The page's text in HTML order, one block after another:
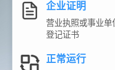
企业证明
营业执照或事业单
登记证书
正常运行